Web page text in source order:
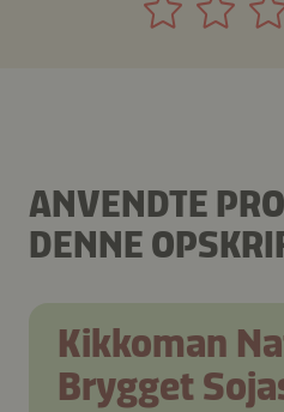
ANVENDTE
DENNE
Kikkoman
Brygget